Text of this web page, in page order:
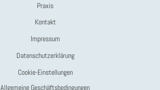
Praxis
Kontakt
Impressum
Datenschutzerklärung
Cookie-Einstellungen
Allgemeine Geschäftsbedingungen